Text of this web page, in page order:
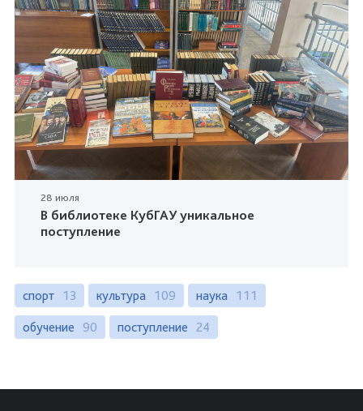
28 июля
В библиотеке КубГАУ уникальное
поступление
спорт 13 культура 109 наука 111
обучение 90 поступление 24